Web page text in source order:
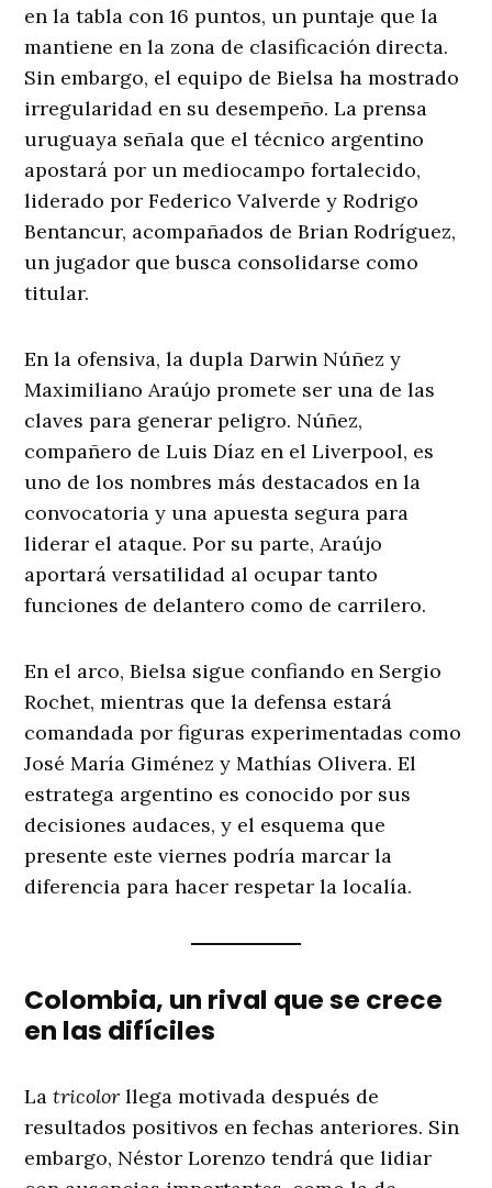
en la tabla con 16 puntos, un puntaje que la
mantiene en la zona de clasificación directa.
Sin embargo, el equipo de Bielsa ha mostrado
irregularidad en su desempeño. La prensa
uruguaya señala que el técnico argentino
apostará por un mediocampo fortalecido,
liderado por Federico Valverde y Rodrigo
Bentancur, acompañados de Brian Rodríguez,
un jugador que busca consolidarse como
titular.
En la ofensiva, la dupla Darwin Núñez y
Maximiliano Araújo promete ser una de las
claves para generar peligro. Núñez,
compañero de Luis Díaz en el Liverpool, es
uno de los nombres más destacados en la
convocatoria y una apuesta segura para
liderar el ataque. Por su parte, Araújo
aportará versatilidad al ocupar tanto
funciones de delantero como de carrilero.
En el arco, Bielsa sigue confiando en Sergio
Rochet, mientras que la defensa estará
comandada por figuras experimentadas como
José María Giménez y Mathías Olivera. El
estratega argentino es conocido por sus
decisiones audaces, y el esquema que
presente este viernes podría marcar la
diferencia para hacer respetar la localía.
Colombia, un rival que se crece
en las difíciles
Latricolor llega motivada después de
resultados positivos en fechas anteriores. Sin
embargo, Néstor Lorenzo tendrá que lidiar